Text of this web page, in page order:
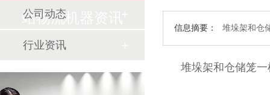
信息摘要： 堆垛架和仓储
堆垛架和仓储笼一样都
站物流机器资讯
公司动态
行业资讯